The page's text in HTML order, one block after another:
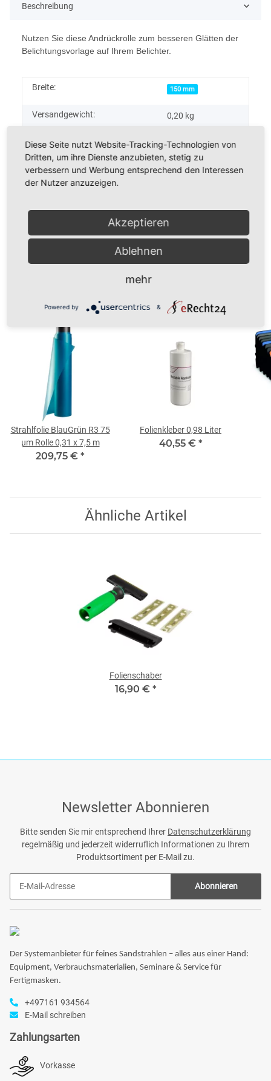
Beschreibung
Nutzen Sie diese Andrückrolle zum besseren Glätten der
Belichtungsvorlage auf Ihrem Belichter.
Breite: 150 mm
Versandgewicht: 0,20 kg
Bewertungen
Kunden kauften dazu folgende Artikel:
Strahlfolie BlauGrün R3 75
µm Rolle 0,31 x 7,5 m
209,75 € *
Folienkleber 0,98 Liter
40,55 € *
Ähnliche Artikel
Folienschaber
16,90 € *
Newsletter Abonnieren
Bitte senden Sie mir entsprechend Ihrer Datenschutzerklärung
regelmäßig und jederzeit widerruflich Informationen zu Ihrem
Produktsortiment per E-Mail zu.
Abonnieren
Der Systemanbieter für feines Sandstrahlen – alles aus einer Hand:
Equipment, Verbrauchsmaterialien, Seminare & Service für
Fertigmasken.
+497161 934564
E-Mail schreiben
Zahlungsarten
Vorkasse
Diese Seite nutzt Website-Tracking-Technologien von
Dritten, um ihre Dienste anzubieten, stetig zu
verbessern und Werbung entsprechend den Interessen
der Nutzer anzuzeigen.
Akzeptieren
Ablehnen
mehr
Powered by &